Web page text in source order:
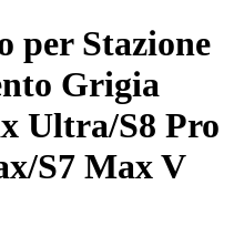
per Stazione
Grigia
Ultra/S8 Pro
S7 Max V